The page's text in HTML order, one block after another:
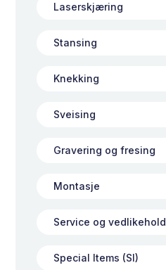
Laserskjæring
Stansing
Knekking
Sveising
Gravering og fresing
Montasje
Service og vedlikehold
Special Items (SI)